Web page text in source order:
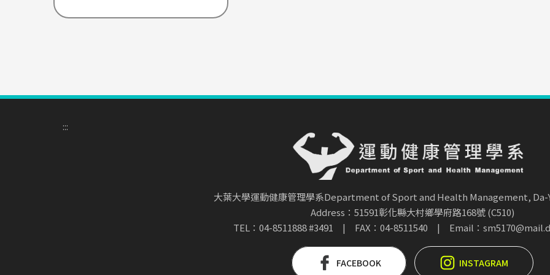
:::
大葉大學運動健康管理學系Department of Sport and Health Management, Da-
Address：51591彰化縣大村鄉學府路168號 (C510)
TEL：04-8511888 #3491
| FAX：04-8511540 | Email：
FACEBOOK INSTAGRAM